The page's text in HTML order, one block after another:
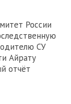
России
СУ
Айрату
отчёт